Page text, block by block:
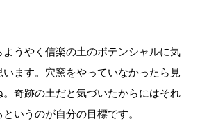
うやく信楽の土のポテンシャルに気
ます。穴窯をやっていなかったら見
奇跡の土だと気づいたからにはそれ
いうのが自分の目標です。